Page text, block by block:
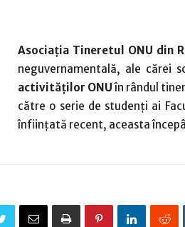
Asociaţia Tineretul ONU din
neguvernamentală, ale cărei
activităţilor ONUîn rândul
către o serie de studenţi ai
înfiinţată recent, aceasta